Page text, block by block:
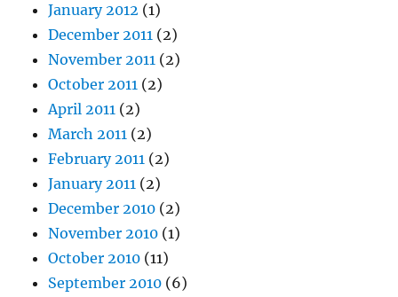
January 2012 (1)
December 2011 (2)
November 2011 (2)
October 2011 (2)
April 2011 (2)
March 2011 (2)
February 2011 (2)
January 2011 (2)
December 2010 (2)
November 2010 (1)
October 2010 (11)
September 2010 (6)